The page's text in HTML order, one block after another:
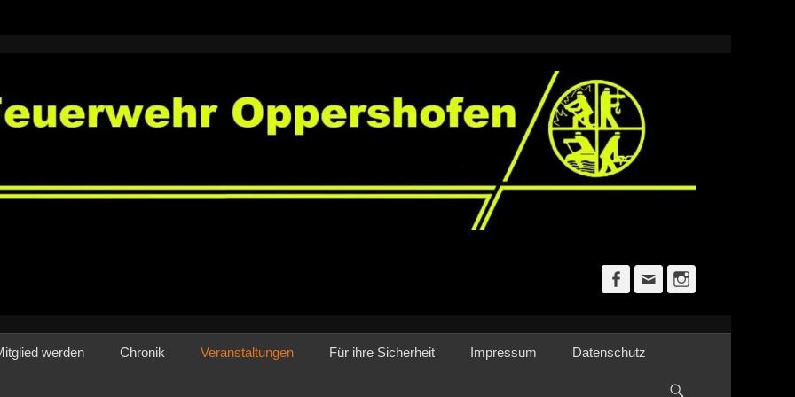
Oppershofen
Facebook
Mail
werden Chronik Veranstaltungen Für ihre Sicherheit Impressum Datenschutz